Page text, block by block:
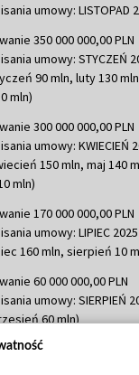
umowy: LISTOPAD
350 000 000,00 PLN
umowy: STYCZEŃ
90 mln, luty 130
mln)
300 000 000,00 PLN
umowy: KWIECIEŃ
150 mln, maj 140
mln)
170 000 000,00 PLN
umowy: LIPIEC 2025
160 mln, sierpień 10
60 000 000,00 PLN
umowy: SIERPIEŃ
60 mln)
635 783 051,21 PLN